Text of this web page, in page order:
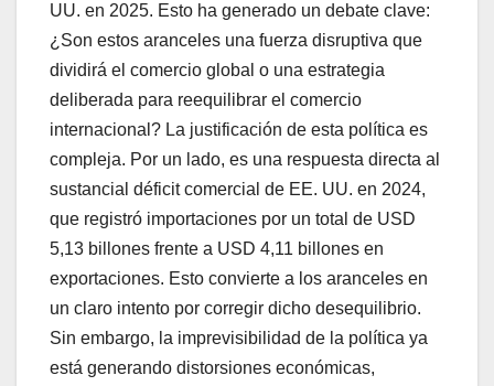
UU. en 2025. Esto ha generado un debate clave:
¿Son estos aranceles una fuerza disruptiva que
dividirá el comercio global o una estrategia
deliberada para reequilibrar el comercio
internacional? La justificación de esta política es
compleja. Por un lado, es una respuesta directa al
sustancial déficit comercial de EE. UU. en 2024,
que registró importaciones por un total de USD
5,13 billones frente a USD 4,11 billones en
exportaciones. Esto convierte a los aranceles en
un claro intento por corregir dicho desequilibrio.
Sin embargo, la imprevisibilidad de la política ya
está generando distorsiones económicas,